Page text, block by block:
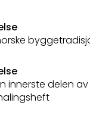
innerste delen